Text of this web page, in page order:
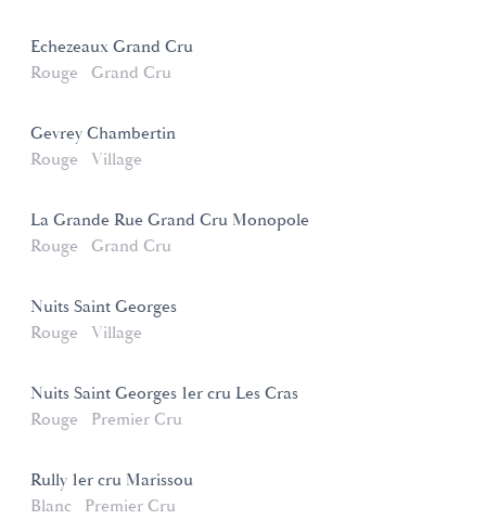
Echezeaux Grand Cru
Rouge
Grand Cru
Gevrey Chambertin
Rouge
Village
La Grande Rue Grand Cru Monopole
Rouge
Grand Cru
Nuits Saint Georges
Rouge
Village
Nuits Saint Georges 1er cru Les Cras
Rouge
Premier Cru
Rully 1er cru Marissou
Blanc
Premier Cru